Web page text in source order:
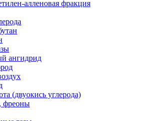
алленовая фракция
ангидрид
(двуокись углерода)
фреоны